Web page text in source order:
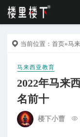
当前位置： 首页»马
马来西亚教育
2022年马来
名前十
楼下小曹